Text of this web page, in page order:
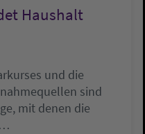
Haushalt
und die
sind
mit denen die